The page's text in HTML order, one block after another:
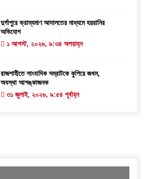
দুর্গাপুরে ভ্রাম্যমাণ আদালতের মাধ্যমে হয়রানির
অভিযোগ
১ আগস্ট, ২০২৬, ৯:৩৪ অপরাহ্ন
রাজশাহীতে সাংবাদিক সম্রাটকে কুপিয়ে জখম,
অবস্থা আশঙ্কাজনক
৩১ জুলাই, ২০২৬, ৯:৫৪ পূর্বাহ্ন